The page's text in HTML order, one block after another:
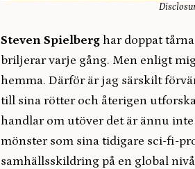
Steven Spielberg har doppat
briljerar varje gång. Men enligt
hemma. Därför är jag särskilt
till sina rötter och återigen
handlar om utöver det är ännu
mönster som sina tidigare sci-fi-
samhällsskildring på en global